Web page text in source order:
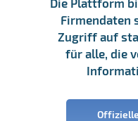
Firmendaten
Zugriff auf
für alle, die